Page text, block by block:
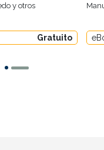
y otros
Gratuito